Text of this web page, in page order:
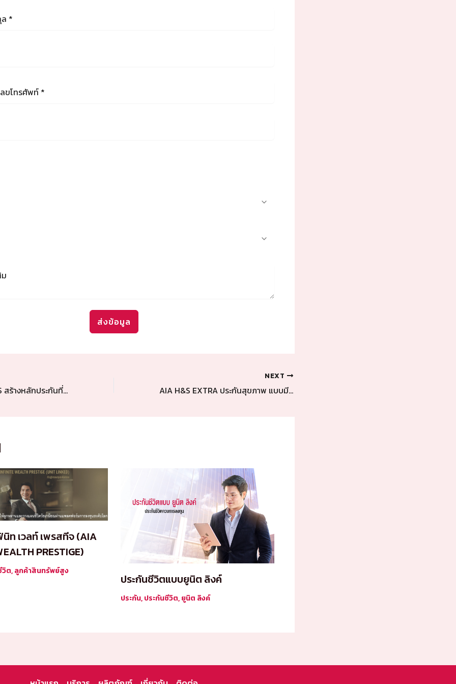
ส่งข้อมูล
AIA PAY LIFE PLUS สร้างหลักประกันที่มั่นคงสำหรับคุณและคนที่คุณรัก
NEXT
AIA H&S EXTRA ประกันสุขภาพ แบบมี OPD
นิท เวลท์ เพรสทีจ (AIA
PRESTIGE)
วิต,ลูกค้าสินทรัพย์สูง
ประกันชีวิตแบบยูนิต ลิงค์
ประกัน,ประกันชีวิต,ยูนิต ลิงค์